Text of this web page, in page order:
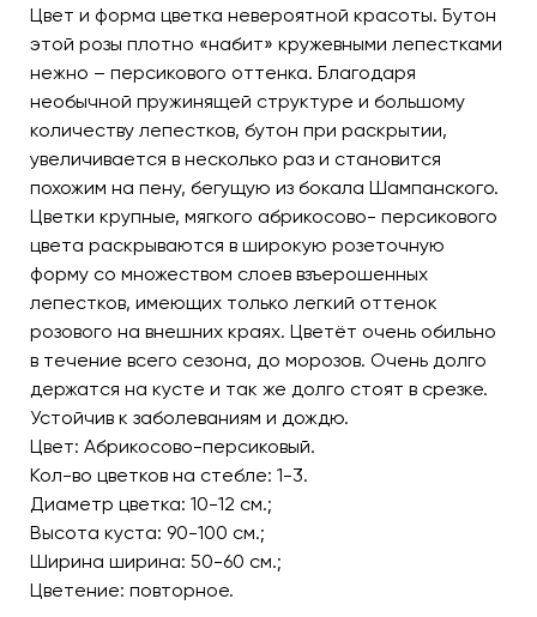
Цвет и форма цветка невероятной красоты. Бутон
этой розы плотно «набит» кружевными лепестками
нежно – персикового оттенка. Благодаря
необычной пружинящей структуре и большому
количеству лепестков, бутон при раскрытии,
увеличивается в несколько раз и становится
похожим на пену, бегущую из бокала Шампанского.
Цветки крупные, мягкого абрикосово- персикового
цвета раскрываются в широкую розеточную
форму со множеством слоев взъерошенных
лепестков, имеющих только легкий оттенок
розового на внешних краях. Цветёт очень обильно
в течение всего сезона, до морозов. Очень долго
держатся на кусте и так же долго стоят в срезке.
Устойчив к заболеваниям и дождю.
Цвет: Абрикосово-персиковый.
Кол-во цветков на стебле: 1-3.
Диаметр цветка: 10-12 см.;
Высота куста: 90-100 см.;
Ширина ширина: 50-60 см.;
Цветение: повторное.